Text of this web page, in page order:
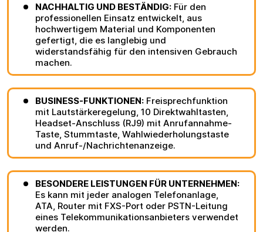
NACHHALTIG UND BESTÄNDIG: Für den
professionellen Einsatz entwickelt, aus
hochwertigem Material und Komponenten
gefertigt, die es langlebig und
widerstandsfähig für den intensiven Gebrauch
machen.
BUSINESS-FUNKTIONEN: Freisprechfunktion
mit Lautstärkeregelung, 10 Direktwahltasten,
Headset-Anschluss (RJ9) mit Anrufannahme-
Taste, Stummtaste, Wahlwiederholungstaste
und Anruf-/Nachrichtenanzeige.
BESONDERE LEISTUNGEN FÜR UNTERNEHMEN:
Es kann mit jeder analogen Telefonanlage,
ATA, Router mit FXS-Port oder PSTN-Leitung
eines Telekommunikationsanbieters verwendet
werden.